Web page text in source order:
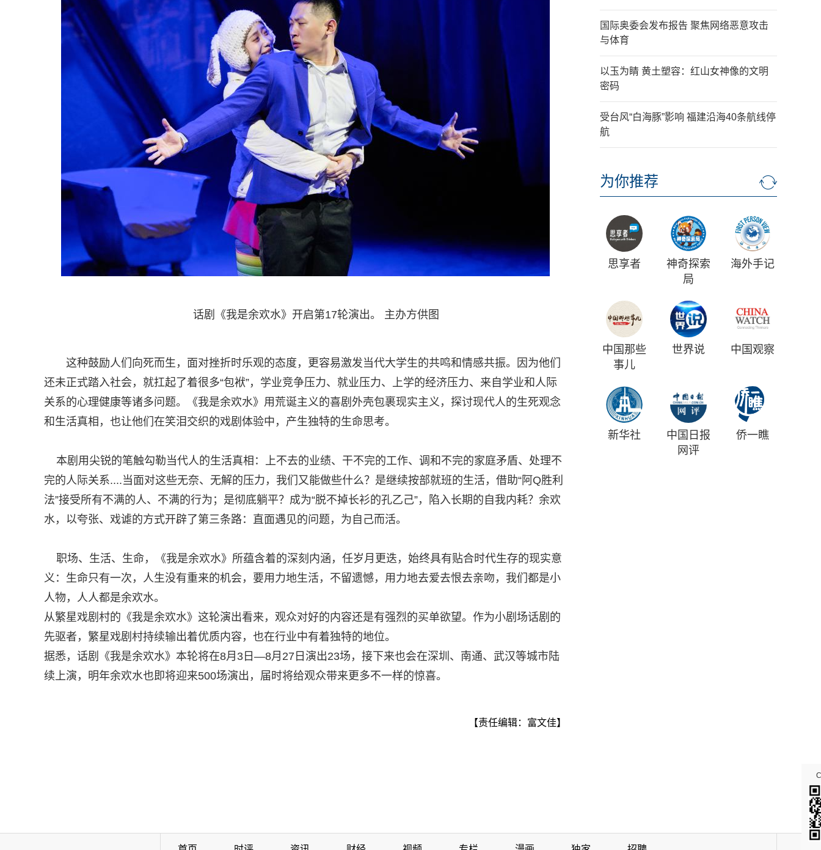
话剧《我是余欢水》开启第17轮演出。 主办方供图
这种鼓励人们向死而生，面对挫折时乐观的态度，更容易激发当代大学生的共鸣和情感共振。因为他们
还未正式踏入社会，就扛起了着很多“包袱”，学业竞争压力、就业压力、上学的经济压力、来自学业和人际
关系的心理健康等诸多问题。《我是余欢水》用荒诞主义的喜剧外壳包裹现实主义，探讨现代人的生死观念
和生活真相，也让他们在笑泪交织的戏剧体验中，产生独特的生命思考。
本剧用尖锐的笔触勾勒当代人的生活真相：上不去的业绩、干不完的工作、调和不完的家庭矛盾、处理不
完的人际关系....当面对这些无奈、无解的压力，我们又能做些什么？是继续按部就班的生活，借助“阿Q胜利
法”接受所有不满的人、不满的行为；是彻底躺平？成为“脱不掉长衫的孔乙己”，陷入长期的自我内耗？余欢
水，以夸张、戏谑的方式开辟了第三条路：直面遇见的问题，为自己而活。
职场、生活、生命，《我是余欢水》所蕴含着的深刻内涵，任岁月更迭，始终具有贴合时代生存的现实意
义：生命只有一次，人生没有重来的机会，要用力地生活，不留遗憾，用力地去爱去恨去亲吻，我们都是小
人物，人人都是余欢水。
从繁星戏剧村的《我是余欢水》这轮演出看来，观众对好的内容还是有强烈的买单欲望。作为小剧场话剧的
先驱者，繁星戏剧村持续输出着优质内容，也在行业中有着独特的地位。
据悉，话剧《我是余欢水》本轮将在8月3日—8月27日演出23场，接下来也会在深圳、南通、武汉等城市陆
续上演，明年余欢水也即将迎来500场演出，届时将给观众带来更多不一样的惊喜。
【责任编辑：富文佳】
国际奥委会发布报告 聚焦网络恶意攻击
与体育
以玉为睛 黄土塑容：红山女神像的文明
密码
受台风“白海豚”影响 福建沿海40条航线停
航
为你推荐
思享者
神奇探索
局
海外手记
中国那些
事儿
世界说 中国观察
新华社
中国日报
网评
侨一瞧